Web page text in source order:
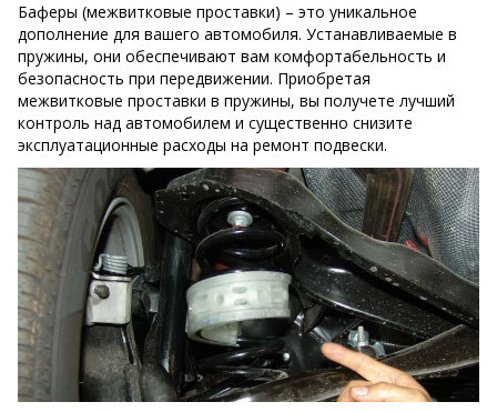
Баферы (межвитковые проставки) – это уникальное
дополнение для вашего автомобиля. Устанавливаемые в
пружины, они обеспечивают вам комфортабельность и
безопасность при передвижении. Приобретая
межвитковые проставки в пружины, вы получете лучший
контроль над автомобилем и существенно снизите
эксплуатационные расходы на ремонт подвески.